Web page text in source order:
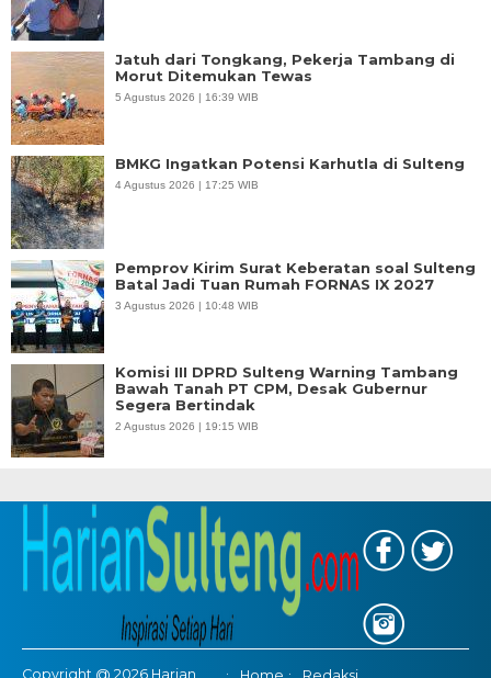
Jatuh dari Tongkang, Pekerja Tambang di
Morut Ditemukan Tewas
5 Agustus 2026 | 16:39 WIB
BMKG Ingatkan Potensi Karhutla di Sulteng
4 Agustus 2026 | 17:25 WIB
Pemprov Kirim Surat Keberatan soal Sulteng
Batal Jadi Tuan Rumah FORNAS IX 2027
3 Agustus 2026 | 10:48 WIB
Komisi III DPRD Sulteng Warning Tambang
Bawah Tanah PT CPM, Desak Gubernur
Segera Bertindak
2 Agustus 2026 | 19:15 WIB
Copyright @ 2026 Harian